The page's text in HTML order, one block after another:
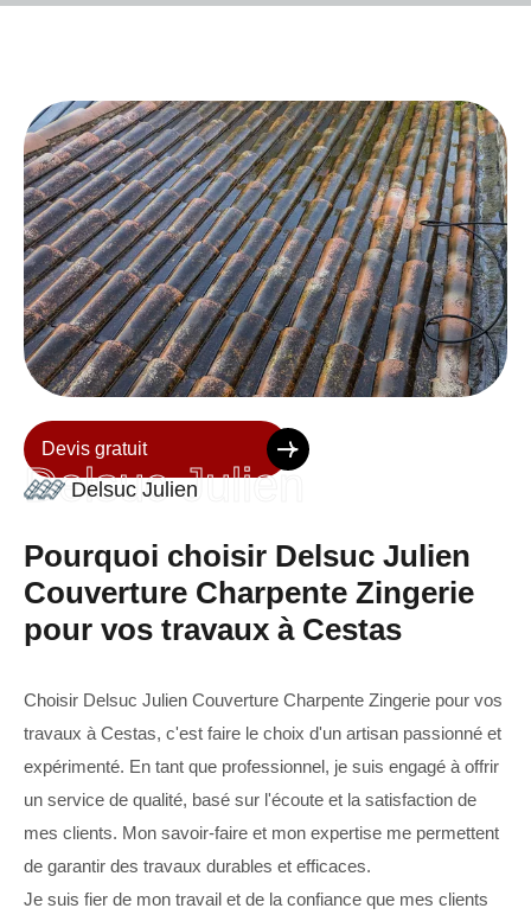
Devis gratuit
Delsuc Julien
Delsuc Julien
Pourquoi choisir Delsuc Julien
Couverture Charpente Zingerie
pour vos travaux à Cestas
Choisir Delsuc Julien Couverture Charpente Zingerie pour vos
travaux à Cestas, c'est faire le choix d'un artisan passionné et
expérimenté. En tant que professionnel, je suis engagé à offrir
un service de qualité, basé sur l'écoute et la satisfaction de
mes clients. Mon savoir-faire et mon expertise me permettent
de garantir des travaux durables et efficaces.
Je suis fier de mon travail et de la confiance que mes clients